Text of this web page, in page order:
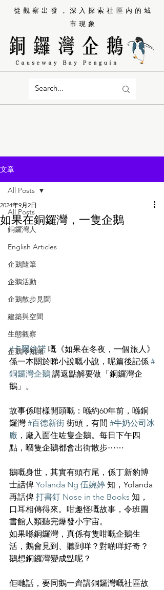
從觀察出發，深入探索社區內的城
市現象
文章
All Posts
銅鑼灣人
English Articles
企鵝隨筆
企鵝活動
企鵝散步見聞
建築與空間
生態觀察
企鵝冷知識
All Posts
如果在銅鑼灣，一隻企鵝
2024年9月2日
#卡爾維諾 嘅《如果在冬夜，一個旅人》
係一本關於睇小說嘅小說，呢篇後記係 #
銅鑼灣企鵝 講返點解要做「銅鑼灣企
鵝」。
故事係咁樣開頭嘅：喺約60年前，喺銅
鑼灣 #百德新街 街頭，有間 #牛奶公司冰
廠 ，廠入面住咗隻企鵝。每日下午四
點，嗰隻企鵝都會出街散步⋯⋯
鵝嘅身世，其實有頭冇尾，係丁新豹博
士話俾 Yolanda Ng 伍婉婷 知，Yolanda
再話俾 打書釘 Nose in the Books 知，
口耳相傳得來。咁趣怪嘅故事，令班圖
書館人類聽完爆發小宇宙。
如果喺銅鑼灣，真係有隻咁嘅企鵝生
活，鵝會見到、聽到咩？對啲咩好奇？
鵝想銅鑼灣變成點呢？
佢哋話，要同鵝一齊講銅鑼灣嘅社區故